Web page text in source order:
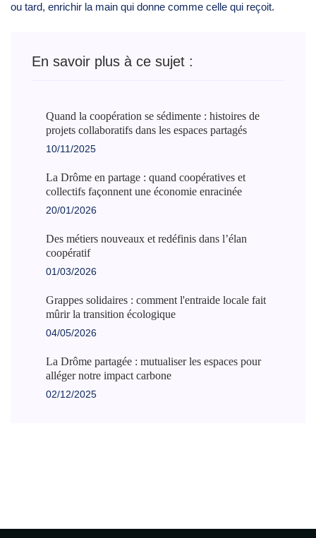
ou tard, enrichir la main qui donne comme celle qui reçoit.
En savoir plus à ce sujet :
Quand la coopération se sédimente : histoires de
projets collaboratifs dans les espaces partagés
10/11/2025
La Drôme en partage : quand coopératives et
collectifs façonnent une économie enracinée
20/01/2026
Des métiers nouveaux et redéfinis dans l’élan
coopératif
01/03/2026
Grappes solidaires : comment l'entraide locale fait
mûrir la transition écologique
04/05/2026
La Drôme partagée : mutualiser les espaces pour
alléger notre impact carbone
02/12/2025